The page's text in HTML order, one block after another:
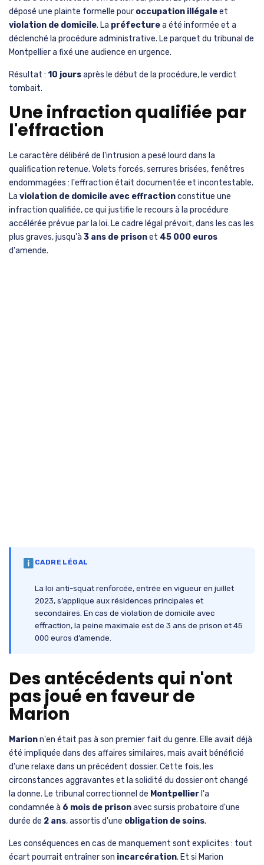
déposé une plainte formelle pour occupation illégaleet
violation de domicile. La préfecturea été informée et a
déclenché la procédure administrative. Le parquet du tribunal de
Montpellier a fixé une audience en urgence.
Résultat : 10 joursaprès le début de la procédure, le verdict
tombait.
Une infraction qualifiée par
l'effraction
Le caractère délibéré de l'intrusion a pesé lourd dans la
qualification retenue. Volets forcés, serrures brisées, fenêtres
endommagées : l'effraction était documentée et incontestable.
La violation de domicile avec effractionconstitue une
infraction qualifiée, ce qui justifie le recours à la procédure
accélérée prévue par la loi. Le cadre légal prévoit, dans les cas les
plus graves, jusqu'à 3 ans de prisonet 45 000 euros
d'amende.
CADRE LÉGAL
La loi anti-squat renforcée, entrée en vigueur en juillet
2023, s’applique aux résidences principales et
secondaires. En cas de violation de domicile avec
effraction, la peine maximale est de 3 ans de prison et 45
000 euros d’amende.
Des antécédents qui n'ont
pas joué en faveur de
Marion
Marionn'en était pas à son premier fait du genre. Elle avait déjà
été impliquée dans des affaires similaires, mais avait bénéficié
d'une relaxe dans un précédent dossier. Cette fois, les
circonstances aggravantes et la solidité du dossier ont changé
la donne. Le tribunal correctionnel de Montpellier l'a
condamnée à 6 mois de prisonavec sursis probatoire d'une
durée de 2 ans, assortis d'une obligation de soins.
Les conséquences en cas de manquement sont explicites : tout
écart pourrait entraîner son incarcération. Et si Marion